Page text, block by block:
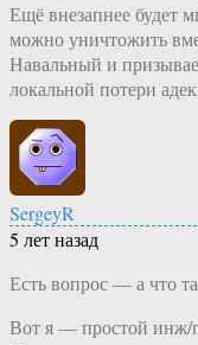
Ещё внезапнее будет
можно уничтожить
Навальный и
локальной потери
SergeyR
5 лет назад
Есть вопрос — а что
Вот я — простой инж/